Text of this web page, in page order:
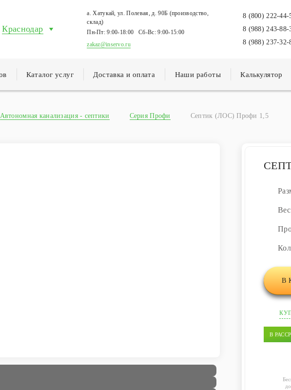
Краснодар
а. Хатукай, ул. Полевая, д. 90Б (производство,
склад)
Пн-Пт: 9:00-18:00 Сб-Вс:9:00-15:00
zakaz@inservo.ru
8 (800) 222-44-
8 (988) 243-88-
8 (988) 237-32-
Каталог услуг Доставка и оплата Наши работы Калькулятор
Автономная канализация - септики Серия Профи Септик (ЛОС) Профи 1,5
В
В